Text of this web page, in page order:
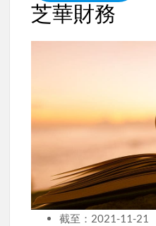
芝華財務
截至：2021-11-21